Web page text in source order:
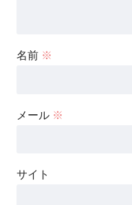
名前 ※
メール ※
サイト